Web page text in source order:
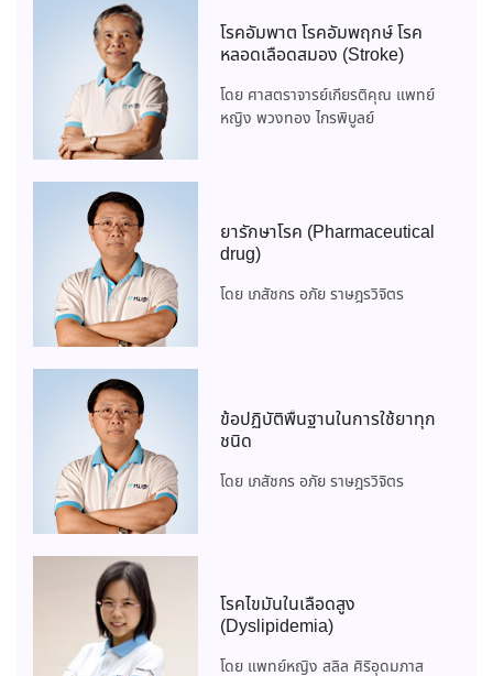
โรคอัมพาต โรคอัมพฤกษ์ โรค
หลอดเลือดสมอง (Stroke)
โดย ศาสตราจารย์เกียรติคุณ แพทย์
หญิง พวงทอง ไกรพิบูลย์
ยารักษาโรค (Pharmaceutical
drug)
โดย เภสัชกร อภัย ราษฎรวิจิตร
ข้อปฏิบัติพื้นฐานในการใช้ยาทุก
ชนิด
โดย เภสัชกร อภัย ราษฎรวิจิตร
โรคไขมันในเลือดสูง
(Dyslipidemia)
โดย แพทย์หญิง สลิล ศิริอุดมภาส